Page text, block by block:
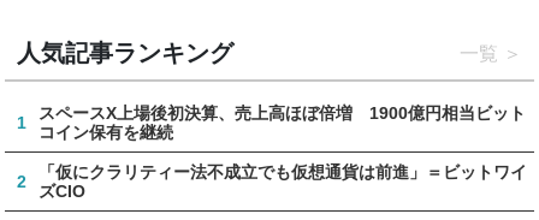
人気記事ランキング 一覧
1
スペースX上場後初決算、売上高ほぼ倍増 1900億円相当ビット
コイン保有を継続
2
「仮にクラリティー法不成立でも仮想通貨は前進」＝ビットワイ
ズCIO